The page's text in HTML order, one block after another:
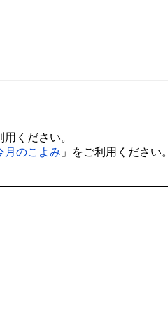
用ください。
月のこよみ 」をご利用ください。